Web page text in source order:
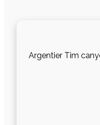
Argentier Tim